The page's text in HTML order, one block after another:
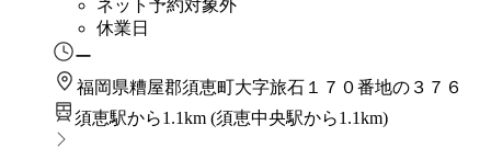
ネット予約対象外
休業日
ー
福岡県糟屋郡須恵町大字旅石１７０番地の３７６
須恵駅から1.1km (須恵中央駅から1.1km)